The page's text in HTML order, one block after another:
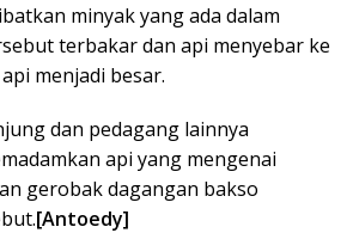
minyak yang ada dalam
terbakar dan api menyebar ke
menjadi besar.
dan pedagang lainnya
api yang mengenai
gerobak dagangan bakso
[Antoedy]